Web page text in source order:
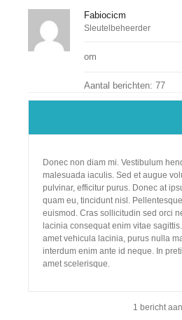
Bisdom Antwerpen
Lid Worden
Fabiocicm
Sleutelbeheerder
om
Aantal berichten: 77
Donec non diam mi. Vestibulum
malesuada iaculis. Sed et augue
pulvinar, efficitur purus. Donec at
quam eu, tincidunt nisl.
euismod. Cras sollicitudin sed orci
lacinia consequat enim vitae
amet vehicula lacinia, purus nulla
interdum enim ante id neque. In
amet scelerisque.
1 bericht